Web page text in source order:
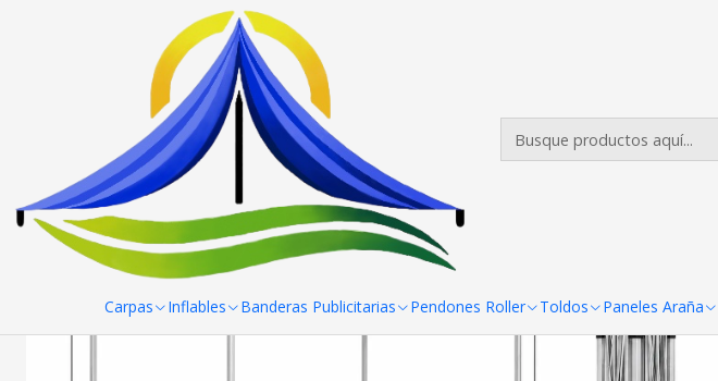
Carpas Inflables Banderas Publicitarias Pendones Roller Toldos Paneles Araña
Toldos Aluminio Hex Toldos Aluminio Hexagonales 3 x 4.5 Colores